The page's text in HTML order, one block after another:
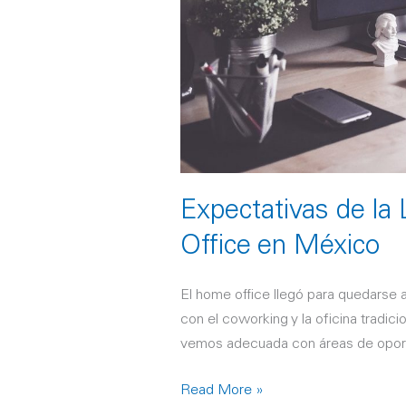
Expectativas de la
Office en México
El home office llegó para quedarse
con el coworking y la oficina
vemos adecuada con áreas de
México
Read More »